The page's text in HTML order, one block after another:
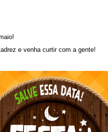
e venha curtir com a gente!